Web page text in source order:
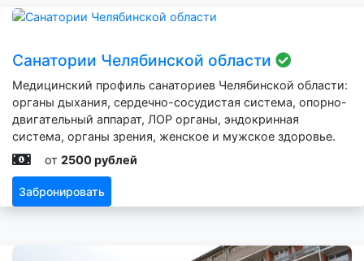
Санатории Челябинской области
Медицинский профиль санаториев Челябинской области:
органы дыхания, сердечно-сосудистая система, опорно-
двигательный аппарат, ЛОР органы, эндокринная
система, органы зрения, женское и мужское здоровье.
от 2500 рублей
Забронировать